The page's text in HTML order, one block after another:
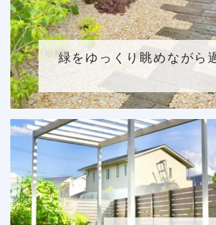
緑をゆっくり眺めながら